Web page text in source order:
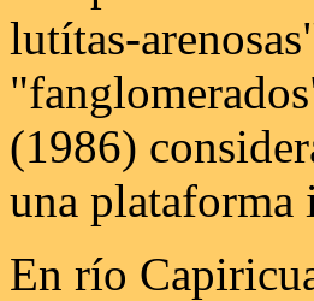
lutítas-
(1986)
una plataforma
En río